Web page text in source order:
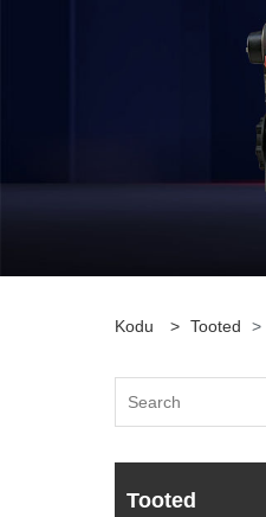
Kodu > Tooted >
Tooted